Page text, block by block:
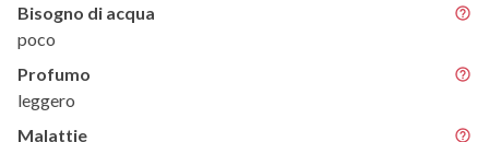
Bisogno di acqua
poco
Profumo
leggero
Malattie